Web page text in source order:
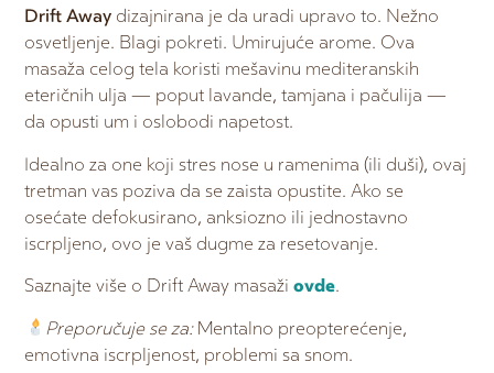
Drift Away dizajnirana je da uradi upravo to. Nežno
osvetljenje. Blagi pokreti. Umirujuće arome. Ova
masaža celog tela koristi mešavinu mediteranskih
eteričnih ulja — poput lavande, tamjana i pačulija —
da opusti um i oslobodi napetost.
Idealno za one koji stres nose u ramenima (ili duši), ovaj
tretman vas poziva da se zaista opustite. Ako se
osećate defokusirano, anksiozno ili jednostavno
iscrpljeno, ovo je vaš dugme za resetovanje.
Saznajte više o Drift Away masažiovde.
Preporučuje se za:Mentalno preopterećenje,
emotivna iscrpljenost, problemi sa snom.